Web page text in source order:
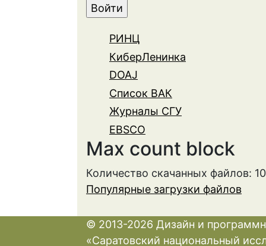
РИНЦ
КиберЛенинка
DOAJ
Список ВАК
Журналы СГУ
EBSCO
Max count block
Количество скачанных файлов:
Популярные загрузки файлов
© 2013-2026 Дизайн и
«Саратовский национальный